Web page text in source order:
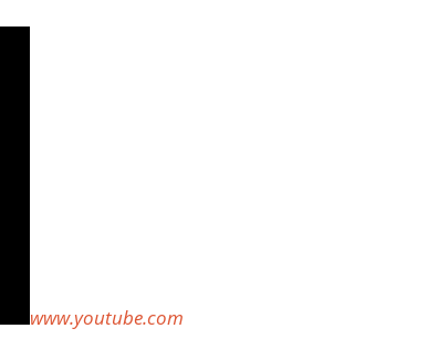
www.youtube.com